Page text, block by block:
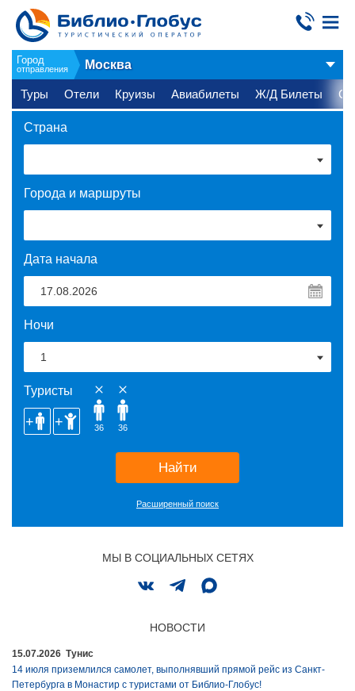
Город
отправления Москва
Туры Отели Круизы Авиабилеты Ж/Д Билеты
Страна
Города и маршруты
Дата начала
Ночи
Туристы
36 36
Найти
Расширенный поиск
МЫ В СОЦИАЛЬНЫХ СЕТЯХ
НОВОСТИ
15.07.2026 Тунис
14 июля приземлился самолет, выполнявший прямой рейс из Санкт-
Петербурга в Монастир с туристами от Библио-Глобус!